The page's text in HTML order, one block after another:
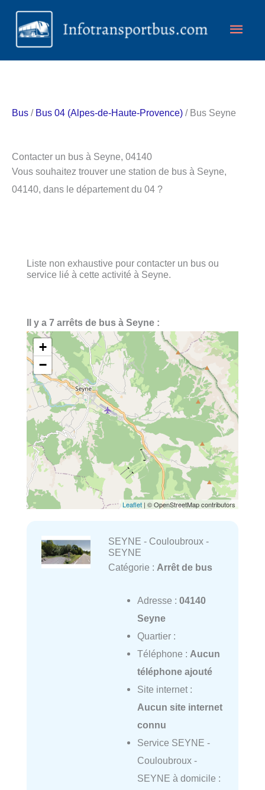
Aller
contenu
Bus / Bus 04 (Alpes-de-Haute-Provence) / Bus Seyne
Contacter un bus à Seyne, 04140
Vous souhaitez trouver une station de bus à Seyne,
04140, dans le département du 04 ?
Liste non exhaustive pour contacter un bus ou
service lié à cette activité à Seyne.
Il y a 7 arrêts de bus à Seyne :
+
−
Leaflet | © OpenStreetMap contributors
SEYNE - Couloubroux -
SEYNE
Catégorie : Arrêt de bus
Adresse : 04140
Seyne
Quartier :
Téléphone : Aucun
téléphone ajouté
Site internet :
Aucun site internet
connu
Service SEYNE -
Couloubroux -
SEYNE à domicile :